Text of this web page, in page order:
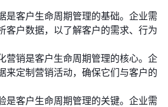
是客户生命周期管理的基础。企业需
客户数据，以了解客户的需求、行为
营销是客户生命周期管理的核心。企
来定制营销活动，确保它们与客户的
是客户生命周期管理的关键。企业需